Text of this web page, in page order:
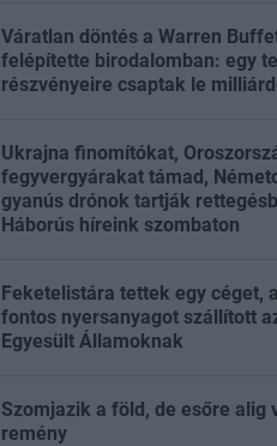
Váratlan döntés a Warren
felépítette birodalomban: egy
részvényeire csaptak le
Ukrajna finomítókat,
fegyvergyárakat támad,
gyanús drónok tartják
Háborús híreink szombaton
Feketelistára tettek egy céget,
fontos nyersanyagot szállított
Egyesült Államoknak
Szomjazik a föld, de esőre alig
remény